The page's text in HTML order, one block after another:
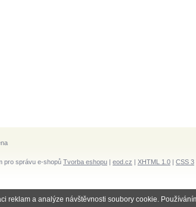
pro správu e-shopů Tvorba eshopu | eod.cz | XHTML 1.0 | CSS 3
reklam a analýze návštěvnosti soubory cookie.